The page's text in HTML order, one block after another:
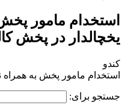
استخدام مامور
یخچالدار در پخش
کندو
استخدام مامور پخش به همراه
جستجو برای: